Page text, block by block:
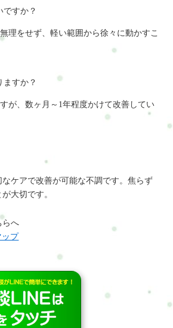
ですか？
理をせず、軽い範囲から徐々に動かすこ
ますか？
が、数ヶ月～1年程度かけて改善してい
ケアで改善が可能な不調です。焦らず
大切です。
らへ
ップ